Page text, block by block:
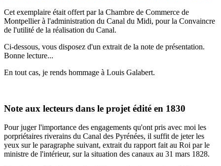
Cet exemplaire était offert par la Chambre de Commerce de
Montpellier à l'administration du Canal du Midi, pour la Convaincre
de l'utilité de la réalisation du Canal.
Ci-dessous, vous disposez d'un extrait de la note de présentation.
Bonne lecture...
En tout cas, je rends hommage à Louis Galabert.
Note aux lecteurs dans le projet édité en 1830
Pour juger l'importance des engagements qu'ont pris avec moi les
porpriétaires riverains du Canal des Pyrénées, il suffit de jeter les
yeux sur le paragraphe suivant, extrait du rapport fait au Roi par le
ministre de l'intérieur, sur la situation des canaux au 31 mars 1828.